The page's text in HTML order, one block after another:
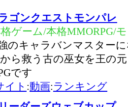
ゴンクエストモンパレ
ゲーム/本格MMORPG/
のキャラバンマスター
ら救う古の巫女を王の
です
イト :動画:ランキング